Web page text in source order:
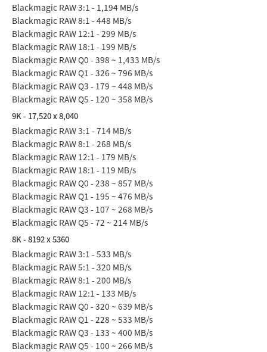
Blackmagic RAW 3:1 - 1,194 MB/s
Blackmagic RAW 8:1 - 448 MB/s
Blackmagic RAW 12:1 - 299 MB/s
Blackmagic RAW 18:1 - 199 MB/s
Blackmagic RAW Q0 - 398 ~ 1,433 MB/s
Blackmagic RAW Q1 - 326 ~ 796 MB/s
Blackmagic RAW Q3 - 179 ~ 448 MB/s
Blackmagic RAW Q5 - 120 ~ 358 MB/s
9K - 17,520 x 8,040
Blackmagic RAW 3:1 - 714 MB/s
Blackmagic RAW 8:1 - 268 MB/s
Blackmagic RAW 12:1 - 179 MB/s
Blackmagic RAW 18:1 - 119 MB/s
Blackmagic RAW Q0 - 238 ~ 857 MB/s
Blackmagic RAW Q1 - 195 ~ 476 MB/s
Blackmagic RAW Q3 - 107 ~ 268 MB/s
Blackmagic RAW Q5 - 72 ~ 214 MB/s
8K - 8192 x 5360
Blackmagic RAW 3:1 - 533 MB/s
Blackmagic RAW 5:1 - 320 MB/s
Blackmagic RAW 8:1 - 200 MB/s
Blackmagic RAW 12:1 - 133 MB/s
Blackmagic RAW Q0 - 320 ~ 639 MB/s
Blackmagic RAW Q1 - 228 ~ 533 MB/s
Blackmagic RAW Q3 - 133 ~ 400 MB/s
Blackmagic RAW Q5 - 100 ~ 266 MB/s